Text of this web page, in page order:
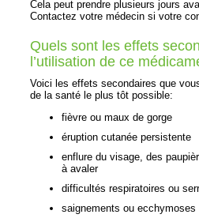
Cela peut prendre plusieurs jours
Contactez votre médecin si votre
Quels sont les effets
l’utilisation de ce
Voici les effets secondaires que
de la santé le plus tôt possible:
fièvre ou maux de gorge
éruption cutanée persistente
enflure du visage, des
à avaler
difficultés respiratoires ou
saignements ou ecchymoses